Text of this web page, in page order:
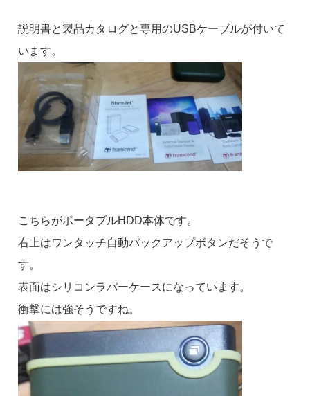
説明書と製品カタログと専用のUSBケーブルが付いて
います。
こちらがポータブルHDD本体です。
右上はワンタッチ自動バックアップボタンだそうで
す。
表面はシリコンラバーケースになっています。
衝撃には強そうですね。